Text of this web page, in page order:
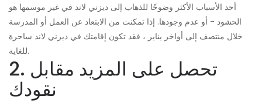
أحد الأسباب الأكثر وضوحًا للذهاب إلى ديزني لاند في غير موسمها هو
الحشود - أو عدم وجودها. إذا تمكنت من الابتعاد عن العمل أو المدرسة
خلال منتصف إلى أواخر يناير ، فقد تكون إقامتك في ديزني لاند ساحرة
للغاية.
2. تحصل على المزيد مقابل
نقودك